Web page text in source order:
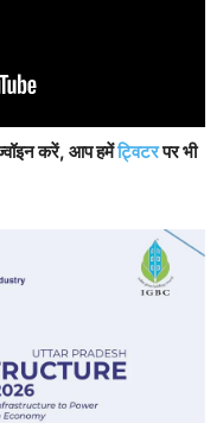
करें, आप हमेंट्विटरपर भी